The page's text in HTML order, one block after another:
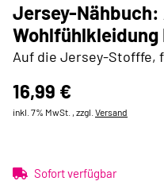
Jersey-
Wohlfühlkleidung
Auf die Jersey-Stofffe,
16,99 €
inkl. 7% MwSt. , zzgl. Versand
Sofort verfügbar